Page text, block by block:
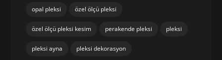
opal pleksi özel ölçü pleksi
özel ölçü pleksi kesim perakende pleksi pleksi
pleksi ayna pleksi dekorasyon